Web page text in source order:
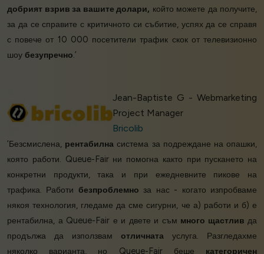
добрият взрив за вашите долари, който можете да получите,
за да се справите с критичното си събитие, успях да се справя
с повече от 10 000 посетители трафик скок от телевизионно
шоу безупречно.’
Jean-Baptiste G - Webmarketing
Project Manager
Bricolib
‘Безсмислена, рентабилна система за подреждане на опашки,
която работи. Queue-Fair ни помогна както при пускането на
конкретни продукти, така и при ежедневните пикове на
трафика. Работи безпроблемно за нас - когато изпробваме
някоя технология, гледаме да сме сигурни, че а) работи и б) е
рентабилна, а Queue-Fair е и двете и съм много щастлив да
продължа да използвам отличната услуга. Разгледахме
няколко варианта, но Queue-Fair беше категоричен